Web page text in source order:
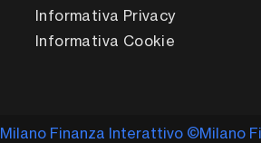
Informativa Privacy
Informativa Cookie
Milano Finanza Interattivo ©Milano